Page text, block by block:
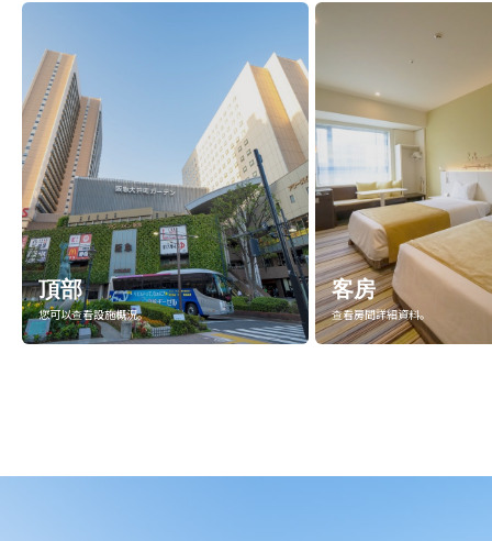
頂部
您可以查看設施概況。
客房
查看房間詳細資料。